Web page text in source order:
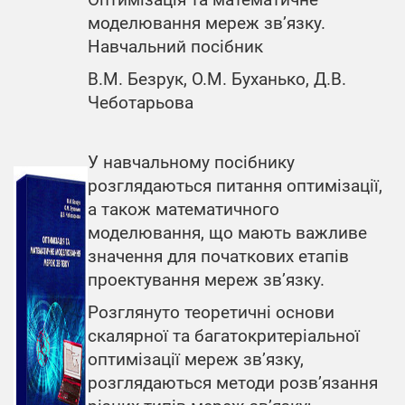
моделювання мереж зв’язку.
Навчальний посібник
В.М. Безрук, О.М. Буханько, Д.В.
Чеботарьова
У навчальному посібнику
розглядаються питання оптимізації,
а також математичного
моделювання, що мають важливе
значення для початкових етапів
проектування мереж зв’язку.
Розглянуто теоретичні основи
скалярної та багатокритеріальної
оптимізації мереж зв’язку,
розглядаються методи розв’язання